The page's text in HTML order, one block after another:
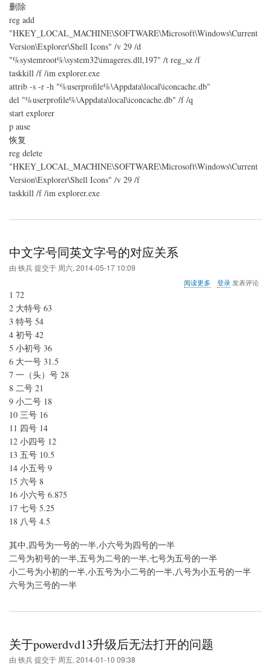
Win8.1
删除
reg add
"HKEY_LOCAL_MACHINE\SOFTWARE\Microsoft\Windows\Current
Version\Explorer\Shell Icons" /v 29 /d
"%systemroot%\system32\imageres.dll,197" /t reg_sz /f
taskkill /f /im explorer.exe
attrib -s -r -h "%userprofile%\Appdata\local\iconcache.db"
del "%userprofile%\Appdata\local\iconcache.db" /f /q
start explorer
p ause
恢复
reg delete
"HKEY_LOCAL_MACHINE\SOFTWARE\Microsoft\Windows\Current
Version\Explorer\Shell Icons" /v 29 /f
taskkill /f /im explorer.exe
中文字号同英文字号的对应关系
由 铁兵提交于 周六, 2014-05-17 10:09
阅读更多 登录发表评论
1 72
2 大特号 63
3 特号 54
4 初号 42
5 小初号 36
6 大一号 31.5
7 一（头）号 28
8 二号 21
9 小二号 18
10 三号 16
11 四号 14
12 小四号 12
13 五号 10.5
14 小五号 9
15 六号 8
16 小六号 6.875
17 七号 5.25
18 八号 4.5
其中,四号为一号的一半,小六号为四号的一半
二号为初号的一半,五号为二号的一半,七号为五号的一半
小二号为小初的一半,小五号为小二号的一半,八号为小五号的一半
六号为三号的一半
关于powerdvd13升级后无法打开的问题
由 铁兵提交于 周五, 2014-01-10 09:38